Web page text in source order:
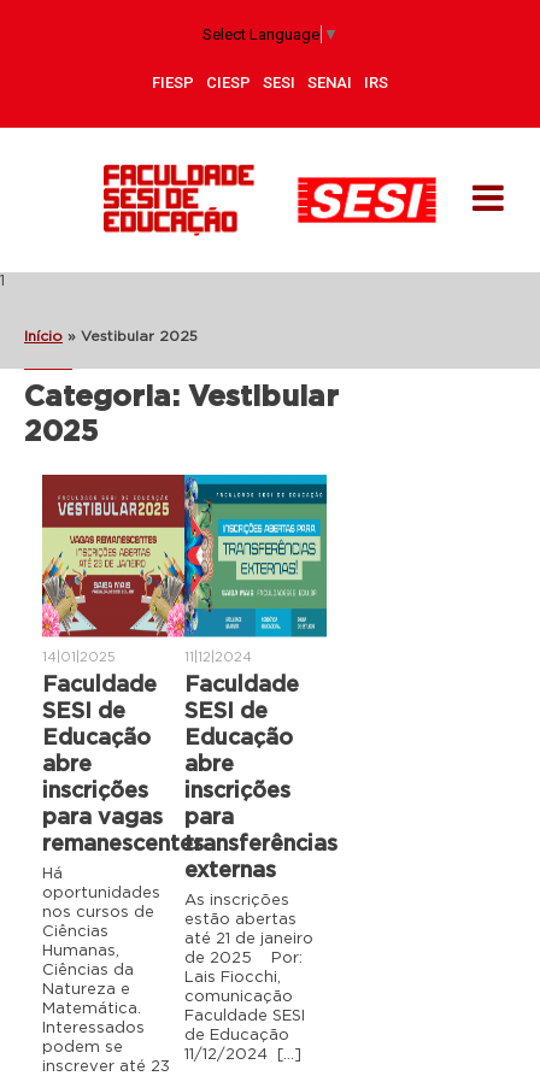
Select Language ▼
FIESP CIESP SESI SENAI IRS
1
Início » Vestibular 2025
Categoria: Vestibular
2025
14|01|2025
Faculdade
SESI de
Educação
abre
inscrições
para vagas
remanescentes
Há
oportunidades
nos cursos de
Ciências
Humanas,
Ciências da
Natureza e
Matemática.
Interessados
podem se
inscrever até 23
11|12|2024
Faculdade
SESI de
Educação
abre
inscrições
para
transferências
externas
As inscrições
estão abertas
até 21 de janeiro
de 2025 Por:
Lais Fiocchi,
comunicação
Faculdade SESI
de Educação
11/12/2024 […]